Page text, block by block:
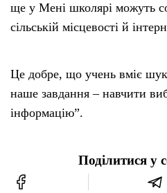
ще у Мені школярі можуть
сільській місцевості й
Це добре, що учень вміє
наше завдання – навчити
інформацію”.
Поділитися у